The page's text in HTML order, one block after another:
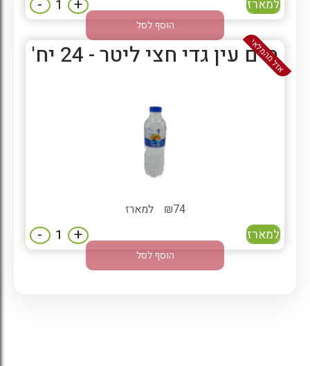
למארז +
-
הוסף לסל
אזל מהמלאי
מים עין גדי חצי ליטר - 24 יח'
74
₪ למארז
למארז +
-
הוסף לסל